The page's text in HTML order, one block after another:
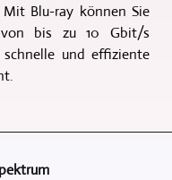
Blu-ray können Sie
von bis zu 10 Gbit/s
und effiziente